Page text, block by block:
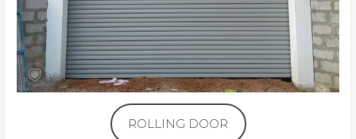
ROLLING DOOR